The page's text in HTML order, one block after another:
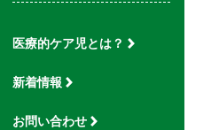
医療的ケア児とは？
新着情報
お問い合わせ